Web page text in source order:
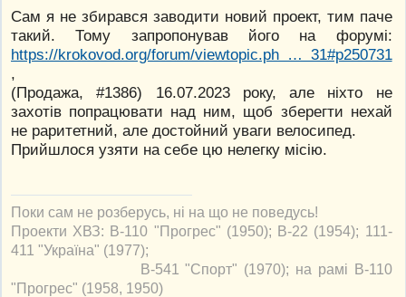
Сам я не збирався заводити новий проект, тим паче
такий. Тому запропонував його на форумі:
https://krokovod.org/forum/viewtopic.ph … 31#p250731
,
(Продажа, #1386) 16.07.2023 року, але ніхто не
захотів попрацювати над ним, щоб зберегти нехай
не раритетний, але достойний уваги велосипед.
Прийшлося узяти на себе цю нелегку місію.
Поки сам не розберусь, ні на що не поведусь!
Проекти ХВЗ: В-110 "Прогрес" (1950); В-22 (1954); 111-
411 "Україна" (1977);
В-541 "Спорт" (1970); на рамі В-110
"Прогрес" (1958, 1950)